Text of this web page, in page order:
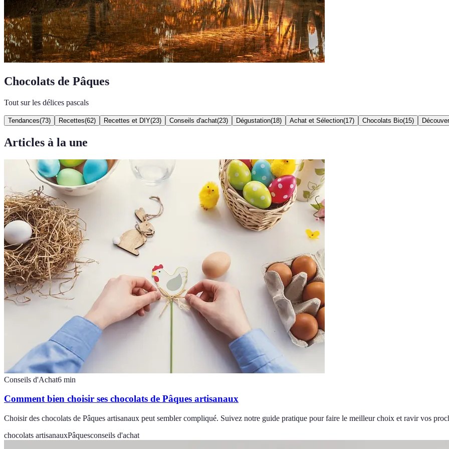
Chocolats de Pâques
Tout sur les délices pascals
Tendances(73) Recettes(62) Recettes et DIY(23) Conseils d'achat(23) Dégustation(18) Achat et Sélection(17) Chocolats Bio(15)
Articles à la une
Conseils d'Achat6 min
Comment bien choisir ses chocolats de Pâques artisanaux
Choisir des chocolats de Pâques artisanaux peut sembler compliqué. Suivez notre guide pratique pour faire le meilleur choix et ravir vos
chocolats artisanauxPâquesconseils d'achat